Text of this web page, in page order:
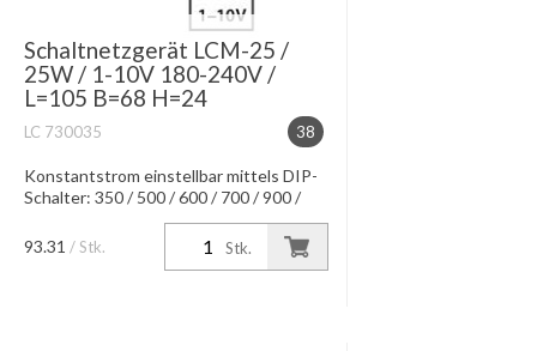
Schaltnetzgerät LCM-25 /
25W / 1-10V 180-240V /
L=105 B=68 H=24
38
LC 730035
Konstantstrom einstellbar mittels DIP-
Schalter: 350 / 500 / 600 / 700 / 900 /
1050 mA / IP20 Wirkungsgrad: 91 %
max. Leitungslänge 10m
Stk.
93.31 / Stk.